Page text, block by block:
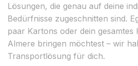
Lösungen, die genau auf deine
Bedürfnisse zugeschnitten sind.
paar Kartons oder dein gesamtes
Almere bringen möchtest – wir
Transportlösung für dich.